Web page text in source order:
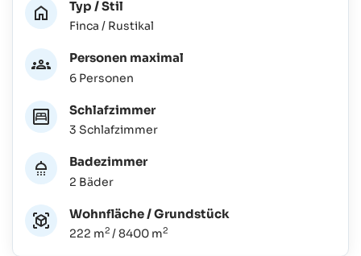
Typ / Stil
Finca / Rustikal
Personen maximal
6 Personen
Schlafzimmer
3 Schlafzimmer
Badezimmer
2 Bäder
Wohnfläche / Grundstück
222 m2 / 8400 m2